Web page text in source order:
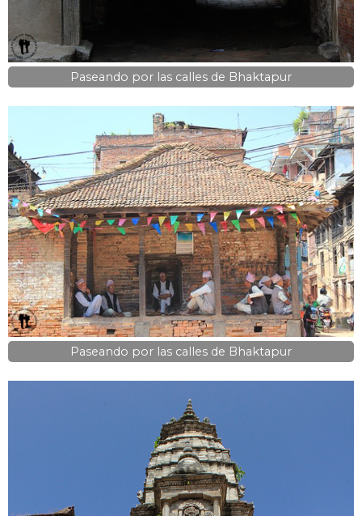
Paseando por las calles de Bhaktapur
Paseando por las calles de Bhaktapur